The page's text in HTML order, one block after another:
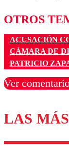
OTROS
ACUSACIÓN
CÁMARA DE
PATRICIO
Ver
Los
LAS